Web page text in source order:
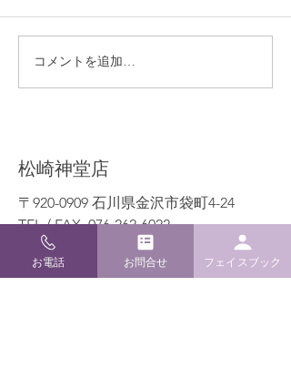
熊本地震により被災され
た皆様へ
コメントを追加…
​松崎神堂店
〒920-0909 石川県金沢市袋町4-24
TEL / FAX076-262-6022
E-mail
info@m-kamidana.com
お電話 お問合せ フェイスブック